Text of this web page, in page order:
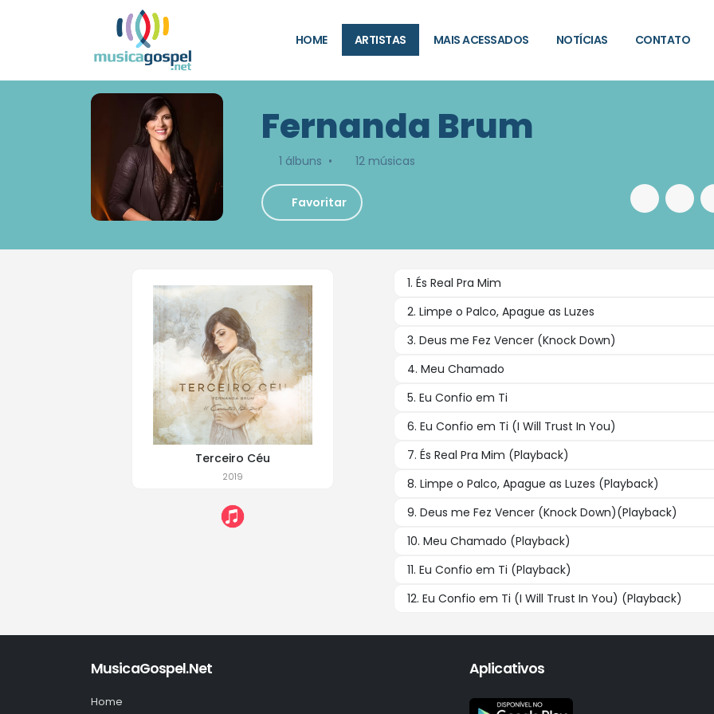
HOME ARTISTAS MAIS ACESSADOS NOTÍCIAS CONTATO
Fernanda Brum
1 álbuns • 12 músicas
Favoritar
Terceiro Céu
2019
1. És Real Pra Mim
2. Limpe o Palco, Apague as Luzes
3. Deus me Fez Vencer (Knock Down)
4. Meu Chamado
5. Eu Confio em Ti
6. Eu Confio em Ti (I Will Trust In You)
7. És Real Pra Mim (Playback)
8. Limpe o Palco, Apague as Luzes (Playback)
9. Deus me Fez Vencer (Knock Down)(Playback)
10. Meu Chamado (Playback)
11. Eu Confio em Ti (Playback)
12. Eu Confio em Ti (I Will Trust In You) (Playback)
MusicaGospel.Net
Home
Aplicativos